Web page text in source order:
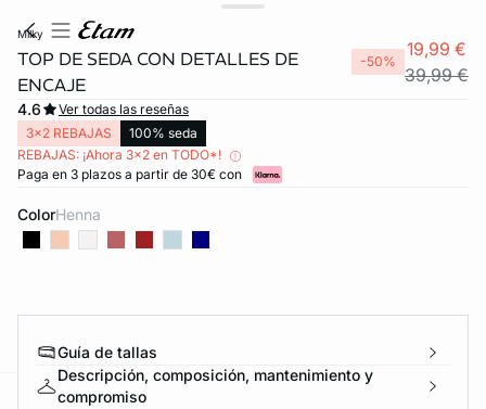
milky
TOP DE SEDA CON DETALLES DE
ENCAJE
-50%
19,99 €
39,99 €
4.6
Ver todas las reseñas
3x2 REBAJAS
100% seda
REBAJAS: ¡Ahora 3x2 en TODO*!
Paga en 3 plazos a partir de 30€ con
Color henna
Guía de tallas
Descripción, composición, mantenimiento y
compromiso